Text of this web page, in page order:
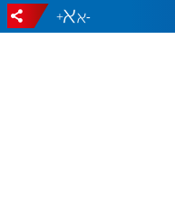
-
+